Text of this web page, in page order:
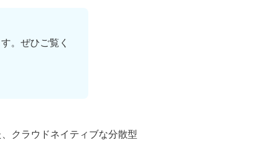
。ぜひご覧く
クラウドネイティブな分散型